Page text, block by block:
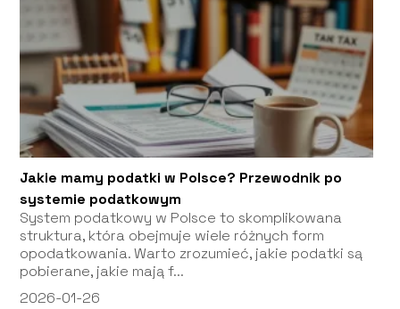
Jakie mamy podatki w Polsce? Przewodnik po
systemie podatkowym
System podatkowy w Polsce to skomplikowana
struktura, która obejmuje wiele różnych form
opodatkowania. Warto zrozumieć, jakie podatki są
pobierane, jakie mają f...
2026-01-26